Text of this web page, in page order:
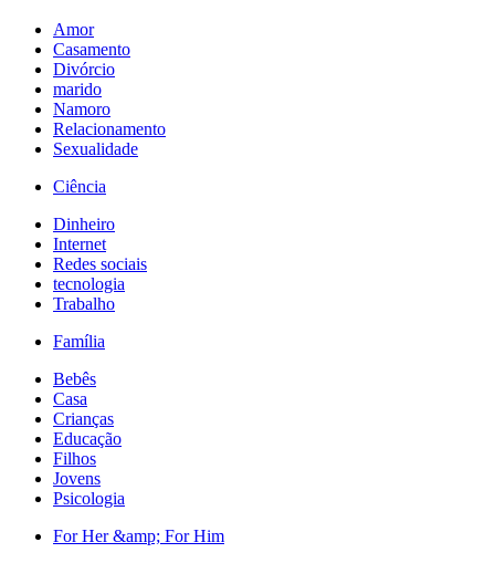
Amor
Casamento
Divórcio
marido
Namoro
Relacionamento
Sexualidade
Ciência
Dinheiro
Internet
Redes sociais
tecnologia
Trabalho
Família
Bebês
Casa
Crianças
Educação
Filhos
Jovens
Psicologia
For Her &amp; For Him